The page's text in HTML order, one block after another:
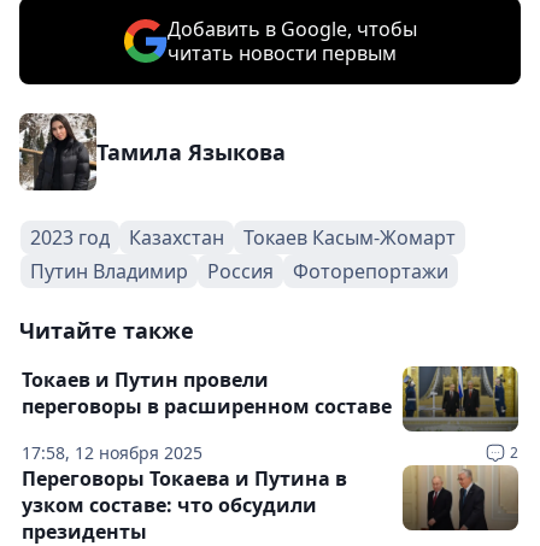
Добавить в Google, чтобы
читать новости первым
Тамила Языкова
2023 год Казахстан
Токаев Касым-Жомарт
Путин Владимир
Россия Фоторепортажи
Читайте также
17:58, 12 ноября 2025 2
Токаев и Путин провели
переговоры в расширенном составе
Переговоры Токаева и Путина в
узком составе: что обсудили
президенты